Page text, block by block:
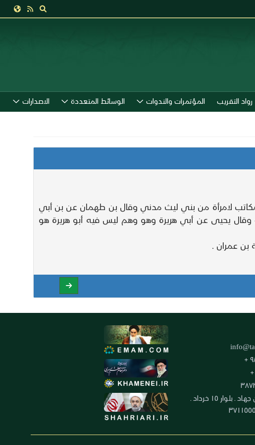
رواد التقريب المؤتمرات والندوات الوسائط المتعددة الاصدارات
مكاتب لامرأة من بني ليث مدني وقال بن طهمان عن بن أبي
يحيى عن أبي هريرة وهو وهم ليس فيه أبو هريرة هو
العنوان: ايران ـ قم ـ ميدان جهاد ـ بلوار ١٥ خرداد ـ